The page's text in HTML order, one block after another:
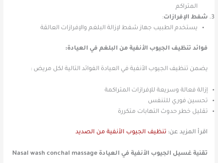
المتراكم
شفط الإفرازات:
يستخدم الطبيب جهاز شفط لإزالة البلغم والإفرازات العالقة
فوائد تنظيف الجيوب الأنفية من البلغم في العيادة:
يضمن تنظيف الجيوب الأنفية في العيادة الفوائد التالية لكل مريض :
إزالة فعالة وسريعة للإفرازات المتراكمة
تحسين فوري للتنفس
تقليل خطر حدوث التهابات متكررة
اقرأ المزيد عن: تنظيف الجيوب الأنفية من الصديد
تقنية غسيل الجيوب الأنفية في العيادة Nasal wash conchal massage